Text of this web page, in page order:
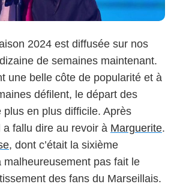
2024 est diffusée sur nos
de semaines maintenant.
une belle côte de popularité et à
défilent, le départ des
en plus difficile. Après
a fallu dire au revoir à Marguerite.
, dont c’était la sixième
malheureusement pas fait le
des fans du Marseillais.